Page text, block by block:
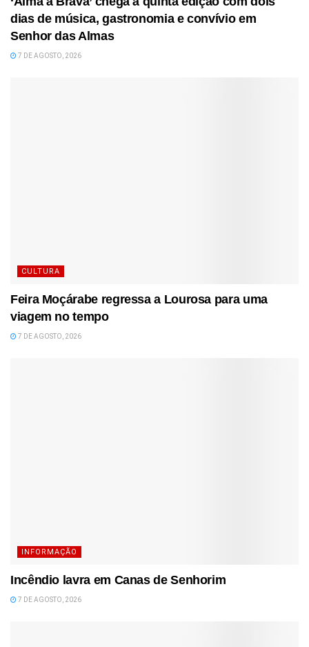
dias de música, gastronomia e convívio em
Senhor das Almas
7 DE AGOSTO, 2026
CULTURA
Feira Moçárabe regressa a Lourosa para uma
viagem no tempo
7 DE AGOSTO, 2026
INFORMAÇÃO
Incêndio lavra em Canas de Senhorim
7 DE AGOSTO, 2026